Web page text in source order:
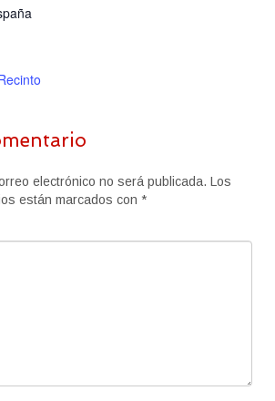
electrónico no será publicada. Los
están marcados con *